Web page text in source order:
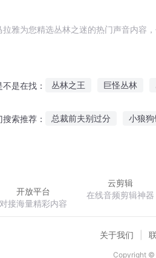
拉雅为您精选丛林之迷的热门声音内容
不是在找： 丛林之王 巨怪丛林
搜索推荐： 总裁前夫别过分 小狼
开放平台
对接海量精彩内容
云剪辑
在线音频剪辑神器
关于我们
Copyright ©